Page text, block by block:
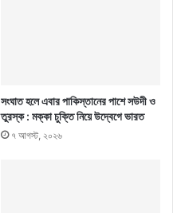
সংঘাত হলে এবার পাকিস্তানের পাশে সউদী ও
তুরস্ক : মক্কা চুক্তি নিয়ে উদ্বেগে ভারত
৭ আগস্ট, ২০২৬